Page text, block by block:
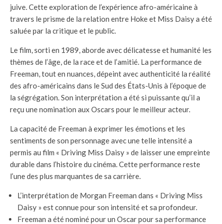
juive. Cette exploration de l’expérience afro-américaine à
travers le prisme de la relation entre Hoke et Miss Daisy a été
saluée par la critique et le public.
Le film, sorti en 1989, aborde avec délicatesse et humanité les
thèmes de l’âge, de la race et de l’amitié. La performance de
Freeman, tout en nuances, dépeint avec authenticité la réalité
des afro-américains dans le Sud des États-Unis à l’époque de
la ségrégation. Son interprétation a été si puissante qu’il a
reçu une nomination aux Oscars pour le meilleur acteur.
La capacité de Freeman à exprimer les émotions et les
sentiments de son personnage avec une telle intensité a
permis au film « Driving Miss Daisy » de laisser une empreinte
durable dans l’histoire du cinéma. Cette performance reste
l’une des plus marquantes de sa carrière.
L’interprétation de Morgan Freeman dans « Driving Miss
Daisy » est connue pour son intensité et sa profondeur.
Freeman a été nominé pour un Oscar pour sa performance